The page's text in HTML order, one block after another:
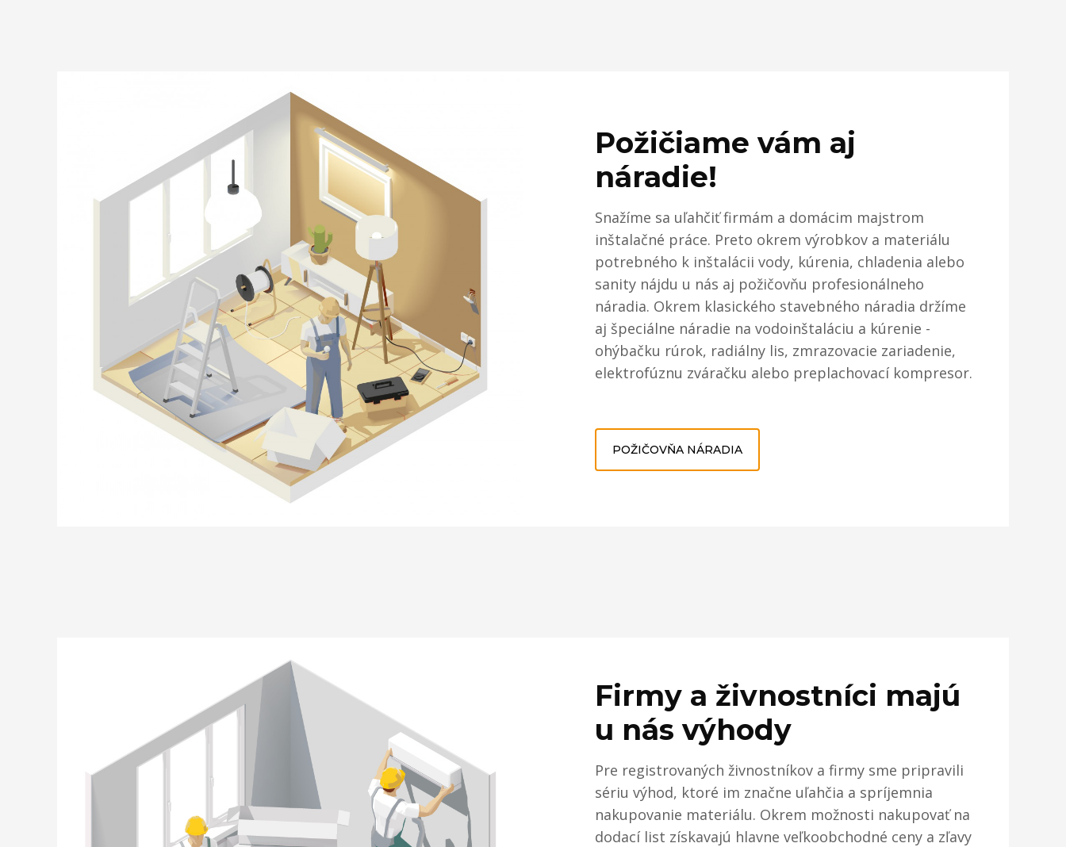
Požičiame vám aj
náradie!
Snažíme sa uľahčiť firmám a domácim majstrom
inštalačné práce. Preto okrem výrobkov a materiálu
potrebného k inštalácii vody, kúrenia, chladenia alebo
sanity nájdu u nás aj požičovňu profesionálneho
náradia. Okrem klasického stavebného náradia držíme
aj špeciálne náradie na vodoinštaláciu a kúrenie -
ohýbačku rúrok, radiálny lis, zmrazovacie zariadenie,
elektrofúznu zváračku alebo preplachovací kompresor.
POŽIČOVŇA NÁRADIA
Firmy a živnostníci majú
u nás výhody
Pre registrovaných živnostníkov a firmy sme pripravili
sériu výhod, ktoré im značne uľahčia a spríjemnia
nakupovanie materiálu. Okrem možnosti nakupovať na
dodací list získavajú hlavne veľkoobchodné ceny a zľavy